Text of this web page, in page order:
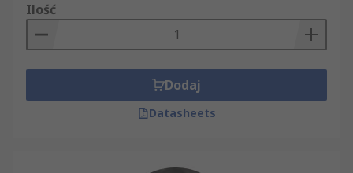
Ilość
Dodaj
Datasheets